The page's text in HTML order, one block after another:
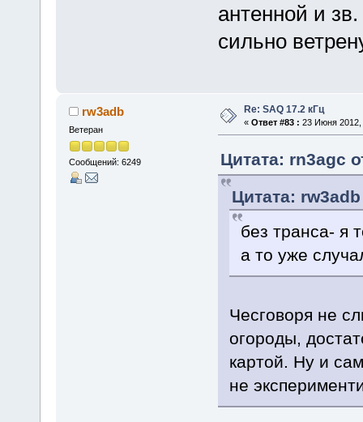
антенной и
сильно
rw3adb
Ветеран
Сообщений: 6249
Re: SAQ 17.2 кГц
« Ответ #83 : 23 Июня 2012,
Цитата: rn3agc
Цитата:
без транса- я
а то уже
Чесговоря не
огороды,
картой. Ну и
не